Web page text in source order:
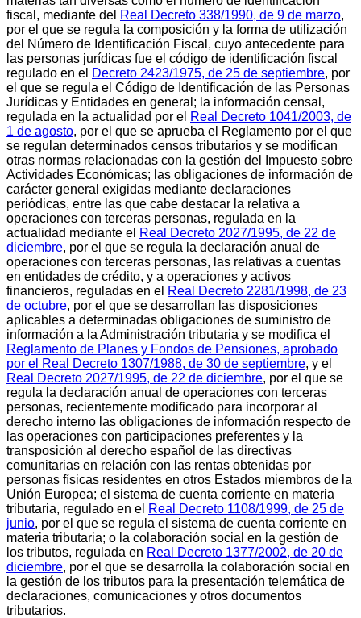
fiscal, mediante del Real Decreto 338/1990, de 9 de marzo,
por el que se regula la composición y la forma de utilización
del Número de Identificación Fiscal, cuyo antecedente para
las personas jurídicas fue el código de identificación fiscal
regulado en el Decreto 2423/1975, de 25 de septiembre, por
el que se regula el Código de Identificación de las Personas
Jurídicas y Entidades en general; la información censal,
regulada en la actualidad por el Real Decreto 1041/2003, de
1 de agosto, por el que se aprueba el Reglamento por el que
se regulan determinados censos tributarios y se modifican
otras normas relacionadas con la gestión del Impuesto sobre
Actividades Económicas; las obligaciones de información de
carácter general exigidas mediante declaraciones
periódicas, entre las que cabe destacar la relativa a
operaciones con terceras personas, regulada en la
actualidad mediante el Real Decreto 2027/1995, de 22 de
diciembre, por el que se regula la declaración anual de
operaciones con terceras personas, las relativas a cuentas
en entidades de crédito, y a operaciones y activos
financieros, reguladas en el Real Decreto 2281/1998, de 23
de octubre, por el que se desarrollan las disposiciones
aplicables a determinadas obligaciones de suministro de
información a la Administración tributaria y se modifica el
Reglamento de Planes y Fondos de Pensiones, aprobado
por el Real Decreto 1307/1988, de 30 de septiembre, y el
Real Decreto 2027/1995, de 22 de diciembre, por el que se
regula la declaración anual de operaciones con terceras
personas, recientemente modificado para incorporar al
derecho interno las obligaciones de información respecto de
las operaciones con participaciones preferentes y la
transposición al derecho español de las directivas
comunitarias en relación con las rentas obtenidas por
personas físicas residentes en otros Estados miembros de la
Unión Europea; el sistema de cuenta corriente en materia
tributaria, regulado en el Real Decreto 1108/1999, de 25 de
junio, por el que se regula el sistema de cuenta corriente en
materia tributaria; o la colaboración social en la gestión de
los tributos, regulada en Real Decreto 1377/2002, de 20 de
diciembre, por el que se desarrolla la colaboración social en
la gestión de los tributos para la presentación telemática de
declaraciones, comunicaciones y otros documentos
tributarios.